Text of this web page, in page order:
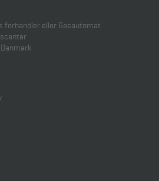
forhandler eller Gasautomat